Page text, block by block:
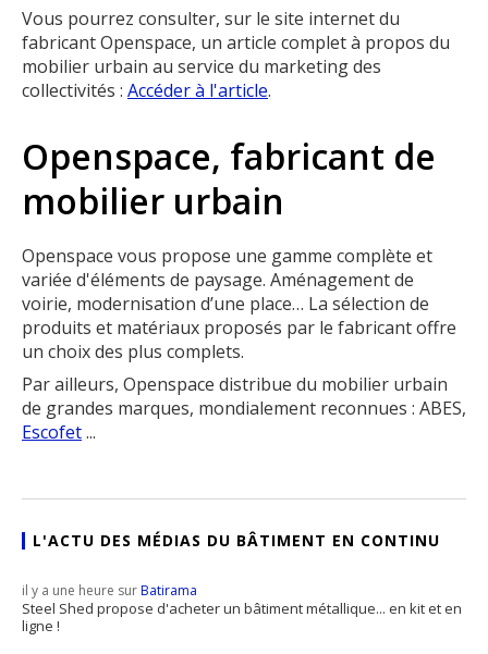
Vous pourrez consulter, sur le site internet du
fabricant Openspace, un article complet à propos du
mobilier urbain au service du marketing des
collectivités : Accéder à l'article.
Openspace, fabricant de
mobilier urbain
Openspace vous propose une gamme complète et
variée d'éléments de paysage. Aménagement de
voirie, modernisation d’une place… La sélection de
produits et matériaux proposés par le fabricant offre
un choix des plus complets.
Par ailleurs, Openspace distribue du mobilier urbain
de grandes marques, mondialement reconnues : ABES,
Escofet...
L'ACTU DES MÉDIAS DU BÂTIMENT EN CONTINU
il y a une heure surBatirama
Steel Shed propose d'acheter un bâtiment métallique... en kit et en
ligne !